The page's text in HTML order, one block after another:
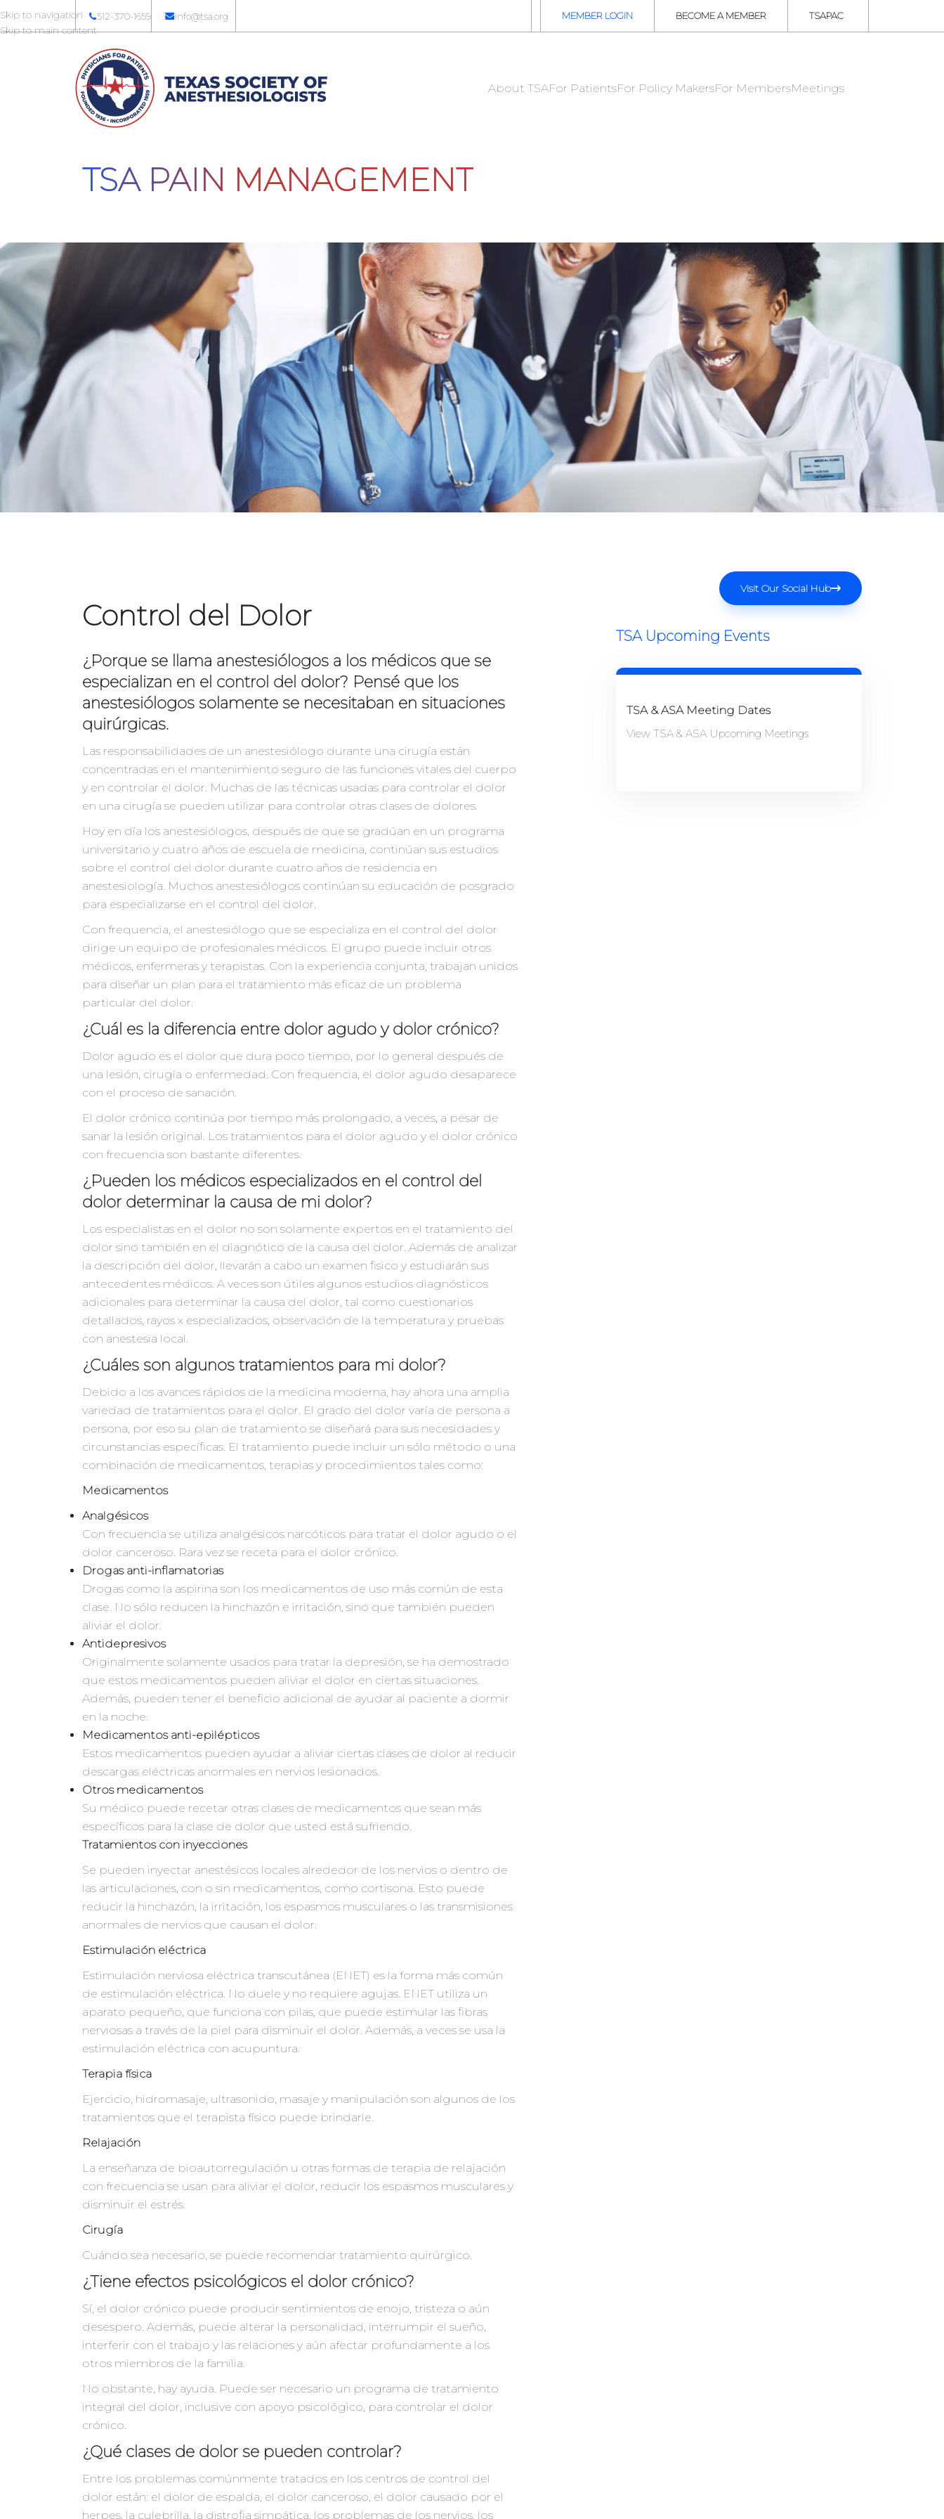
Skip to navigation
Skip to main content
REGISTER NOW
512-370-1659 info@tsa.org MEMBER LOGIN BECOME A MEMBER TSAPAC
About TSAFor PatientsFor Policy MakersFor MembersMeetings
TSA PAIN MANAGEMENT
Control del Dolor
¿Porque se llama anestesiólogos a los médicos que se
especializan en el control del dolor? Pensé que los
anestesiólogos solamente se necesitaban en situaciones
quirúrgicas.
Las responsabilidades de un anestesiólogo durante una cirugía están
concentradas en el mantenimiento seguro de las funciones vitales del cuerpo
y en controlar el dolor. Muchas de las técnicas usadas para controlar el dolor
en una cirugía se pueden utilizar para controlar otras clases de dolores.
Hoy en día los anestesiólogos, después de que se gradúan en un programa
universitario y cuatro años de escuela de medicina, continúan sus estudios
sobre el control del dolor durante cuatro años de residencia en
anestesiología. Muchos anestesiólogos continúan su educación de posgrado
para especializarse en el control del dolor.
Con frequencia, el anestesiólogo que se especializa en el control del dolor
dirige un equipo de profesionales médicos. El grupo puede incluir otros
médicos, enfermeras y terapistas. Con la experiencia conjunta, trabajan unidos
para diseñar un plan para el tratamiento más eficaz de un problema
particular del dolor.
¿Cuál es la diferencia entre dolor agudo y dolor crónico?
Dolor agudo es el dolor que dura poco tiempo, por lo general después de
una lesión, cirugía o enfermedad. Con frequencia, el dolor agudo desaparece
con el proceso de sanación.
El dolor crónico continúa por tiempo más prolongado, a veces, a pesar de
sanar la lesión original. Los tratamientos para el dolor agudo y el dolor crónico
con frecuencia son bastante diferentes.
¿Pueden los médicos especializados en el control del
dolor determinar la causa de mi dolor?
Los especialistas en el dolor no son solamente expertos en el tratamiento del
dolor sino también en el diagnótico de la causa del dolor. Además de analizar
la descripción del dolor, llevarán a cabo un examen fisico y estudiarán sus
antecedentes médicos. A veces son útiles algunos estudios diagnósticos
adicionales para determinar la causa del dolor, tal como cuestionarios
detallados, rayos x especializados, observación de la temperatura y pruebas
con anestesia local.
¿Cuáles son algunos tratamientos para mi dolor?
Debido a los avances rápidos de la medicina moderna, hay ahora una amplia
variedad de tratamientos para el dolor. El grado del dolor varía de persona a
persona, por eso su plan de tratamiento se diseñará para sus necesidades y
circunstancias específicas. El tratamiento puede incluir un sólo método o una
combinación de medicamentos, terapias y procedimientos tales como:
Medicamentos
Analgésicos
Con frecuencia se utiliza analgésicos narcóticos para tratar el dolor agudo o el
dolor canceroso. Rara vez se receta para el dolor crónico.
Drogas anti-inflamatorias
Drogas como la aspirina son los medicamentos de uso más común de esta
clase. No sólo reducen la hinchazón e irritación, sino que también pueden
aliviar el dolor.
Antidepresivos
Originalmente solamente usados para tratar la depresión, se ha demostrado
que estos medicamentos pueden aliviar el dolor en ciertas situaciones.
Además, pueden tener el beneficio adicional de ayudar al paciente a dormir
en la noche.
Medicamentos anti-epilépticos
Estos medicamentos pueden ayudar a aliviar ciertas clases de dolor al reducir
descargas eléctricas anormales en nervios lesionados.
Otros medicamentos
Su médico puede recetar otras clases de medicamentos que sean más
específicos para la clase de dolor que usted está sufriendo.
Tratamientos con inyecciones
Se pueden inyectar anestésicos locales alrededor de los nervios o dentro de
las articulaciones, con o sin medicamentos, como cortisona. Esto puede
reducir la hinchazón, la irritación, los espasmos musculares o las transmisiones
anormales de nervios que causan el dolor.
Estimulación eléctrica
Estimulación nerviosa eléctrica transcutánea (ENET) es la forma más común
de estimulación eléctrica. No duele y no requiere agujas. ENET utiliza un
aparato pequeño, que funciona con pilas, que puede estimular las fibras
nerviosas a través de la piel para disminuir el dolor. Además, a veces se usa la
estimulación eléctrica con acupuntura.
Terapia física
Ejercicio, hidromasaje, ultrasonido, masaje y manipulación son algunos de los
tratamientos que el terapista físico puede brindarle.
Relajación
La enseñanza de bioautorregulación u otras formas de terapia de relajación
con frecuencia se usan para aliviar el dolor, reducir los espasmos musculares y
disminuir el estrés.
Cirugía
Cuándo sea necesario, se puede recomendar tratamiento quirúrgico.
¿Tiene efectos psicológicos el dolor crónico?
Sí, el dolor crónico puede producir sentimientos de enojo, tristeza o aún
desespero. Además, puede alterar la personalidad, interrumpir el sueño,
interferir con el trabajo y las relaciones y aún afectar profundamente a los
otros miembros de la familia.
No obstante, hay ayuda. Puede ser necesario un programa de tratamiento
integral del dolor, inclusive con apoyo psicológico, para controlar el dolor
crónico.
¿Qué clases de dolor se pueden controlar?
Entre los problemas comúnmente tratados en los centros de control del
dolor están: el dolor de espalda, el dolor canceroso, el dolor causado por el
herpes, la culebrilla, la distrofia simpática, los problemas de los nervios, los
Visit Our Social Hub
TSA Upcoming Events
TSA & ASA Meeting Dates
View TSA & ASA Upcoming Meetings